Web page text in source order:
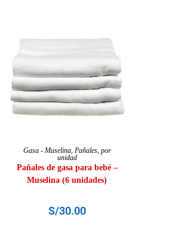
AÑADIR AL CARRITO
Gasa - Muselina, Pañales, por
unidad
Pañales de gasa para bebé –
Muselina (6 unidades)
S/30.00